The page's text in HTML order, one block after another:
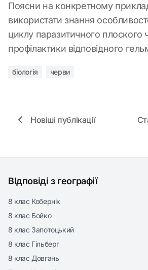
Поясни на конкретному
використати знання
циклу паразитичного плоского
профілактики відповідного
біологія черви
Новіші публікації
ВІдповіді з географії
8 клас Кобернік
8 клас Бойко
8 клас Запотоцький
8 клас Гільберг
8 клас Довгань